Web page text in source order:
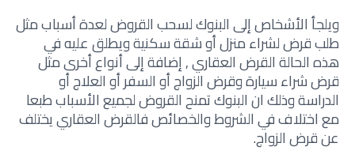
ويلجأ الأشخاص إلى البنوك لسحب القروض لعدة أسباب مثل
طلب قرض لشراء منزل أو شقة سكنية ويطلق عليه في
هذه الحالة القرض العقاري , إضافة إلى أنواع أخرى مثل
قرض شراء سيارة وقرض الزواج أو السفر أو العلاج أو
الدراسة وذلك ان البنوك تمنح القروض لجميع الأسباب طبعا
مع اختلاف في الشروط والخصائص فالقرض العقاري يختلف
عن قرض الزواج.